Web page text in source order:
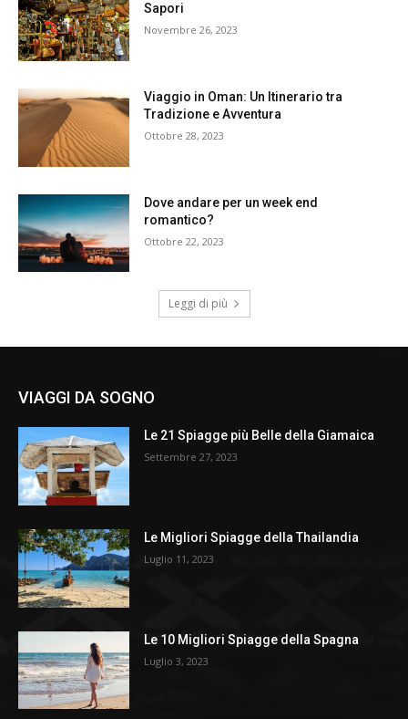
Sapori
Novembre 26, 2023
Viaggio in Oman: Un Itinerario tra
Tradizione e Avventura
Ottobre 28, 2023
Dove andare per un week end
romantico?
Ottobre 22, 2023
Leggi di più
VIAGGI DA SOGNO
Le 21 Spiagge più Belle della Giamaica
Settembre 27, 2023
Le Migliori Spiagge della Thailandia
Luglio 11, 2023
Le 10 Migliori Spiagge della Spagna
Luglio 3, 2023